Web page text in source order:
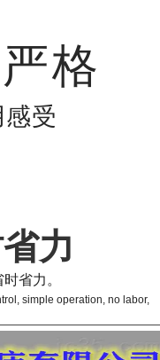
格
受
力
省力。
simple operation, no labor,